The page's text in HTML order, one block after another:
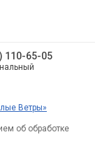
110-65-05
Ветры»
об обработке